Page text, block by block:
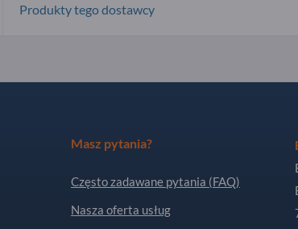
Produkty tego dostawcy
Masz pytania?
Często zadawane pytania (FAQ)
Nasza oferta usług